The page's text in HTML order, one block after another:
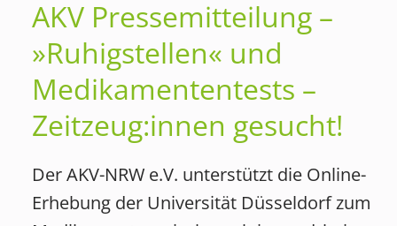
AKV Pressemitteilung –
»Ruhigstellen« und
Medikamententests –
Zeitzeug:innen gesucht!
Der AKV-NRW e.V. unterstützt die Online-
Erhebung der Universität Düsseldorf zum